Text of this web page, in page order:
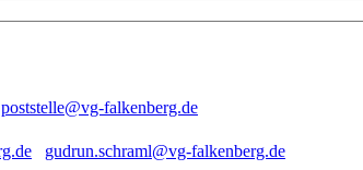
poststelle@vg-falkenberg.de
gudrun.schraml@vg-falkenberg.de